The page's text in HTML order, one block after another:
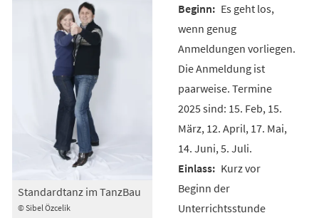
© Sibel Özcelik
Standardtanz im TanzBau
Es geht los,
wenn genug
Anmeldungen vorliegen.
Die Anmeldung ist
paarweise. Termine
2025 sind: 15. Feb, 15.
März, 12. April, 17. Mai,
14. Juni, 5. Juli.
Kurz vor
Beginn der
Unterrichtsstunde